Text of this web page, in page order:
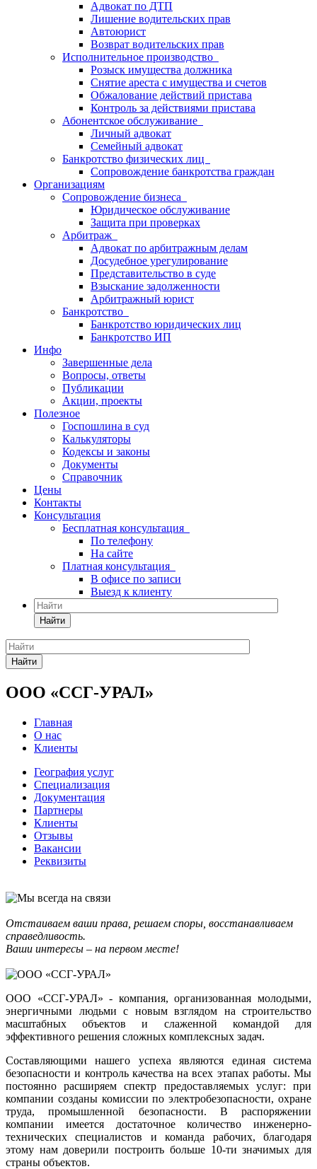
Адвокат по ДТП
Лишение водительских прав
Автоюрист
Возврат водительских прав
Исполнительное производство
Розыск имущества должника
Снятие ареста с имущества и счетов
Обжалование действий пристава
Контроль за действиями пристава
Абонентское обслуживание
Личный адвокат
Семейный адвокат
Банкротство физических лиц
Сопровождение банкротства граждан
Организациям
Сопровождение бизнеса
Юридическое обслуживание
Защита при проверках
Арбитраж
Адвокат по арбитражным делам
Досудебное урегулирование
Представительство в суде
Взыскание задолженности
Арбитражный юрист
Банкротство
Банкротство юридических лиц
Банкротство ИП
Инфо
Завершенные дела
Вопросы, ответы
Публикации
Акции, проекты
Полезное
Госпошлина в суд
Калькуляторы
Кодексы и законы
Документы
Справочник
Цены
Контакты
Консультация
Бесплатная консультация
По телефону
На сайте
Платная консультация
В офисе по записи
Выезд к клиенту
Найти
Найти
ООО «ССГ-УРАЛ»
Главная
О нас
Клиенты
География услуг
Специализация
Документация
Партнеры
Клиенты
Отзывы
Вакансии
Реквизиты
Отстаиваем ваши права, решаем споры, восстанавливаем
справедливость.
Ваши интересы – на первом месте!
ООО «ССГ-УРАЛ» - компания, организованная молодыми,
энергичными людьми с новым взглядом на строительство
масштабных объектов и слаженной командой для
эффективного решения сложных комплексных задач.
Составляющими нашего успеха являются единая система
безопасности и контроль качества на всех этапах работы. Мы
постоянно расширяем спектр предоставляемых услуг: при
компании созданы комиссии по электробезопасности, охране
труда, промышленной безопасности. В распоряжении
компании имеется достаточное количество инженерно-
технических специалистов и команда рабочих, благодаря
этому нам доверили построить больше 10-ти значимых для
страны объектов.